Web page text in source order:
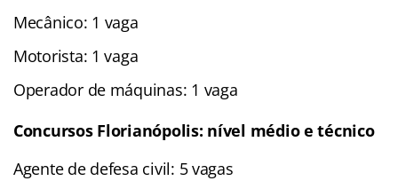
Mecânico: 1 vaga
Motorista: 1 vaga
Operador de máquinas: 1 vaga
Concursos Florianópolis: nível médio e técnico
Agente de defesa civil: 5 vagas